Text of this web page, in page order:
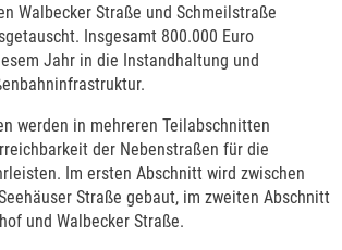
Walbecker Straße und Schmeilstraße
Insgesamt 800.000 Euro
Jahr in die Instandhaltung und
werden in mehreren Teilabschnitten
der Nebenstraßen für die
Im ersten Abschnitt wird zwischen
Straße gebaut, im zweiten Abschnitt
und Walbecker Straße.